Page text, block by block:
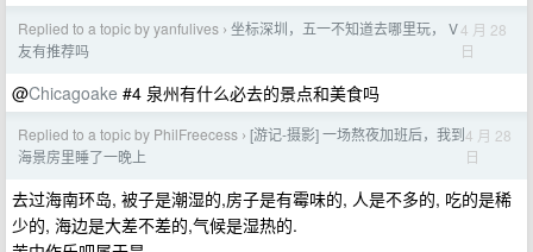
Replied to a topic by yanfulives › 坐标深圳，五一不知道去哪里玩， V
友有推荐吗
4 月 28
日
@Chicagoake #4 泉州有什么必去的景点和美食吗
Replied to a topic by PhilFreecess › [游记-摄影] 一场熬夜加班后，我到
海景房里睡了一晚上
4 月 28
日
去过海南环岛, 被子是潮湿的,房子是有霉味的, 人是不多的, 吃的是稀
少的, 海边是大差不差的,气候是湿热的.